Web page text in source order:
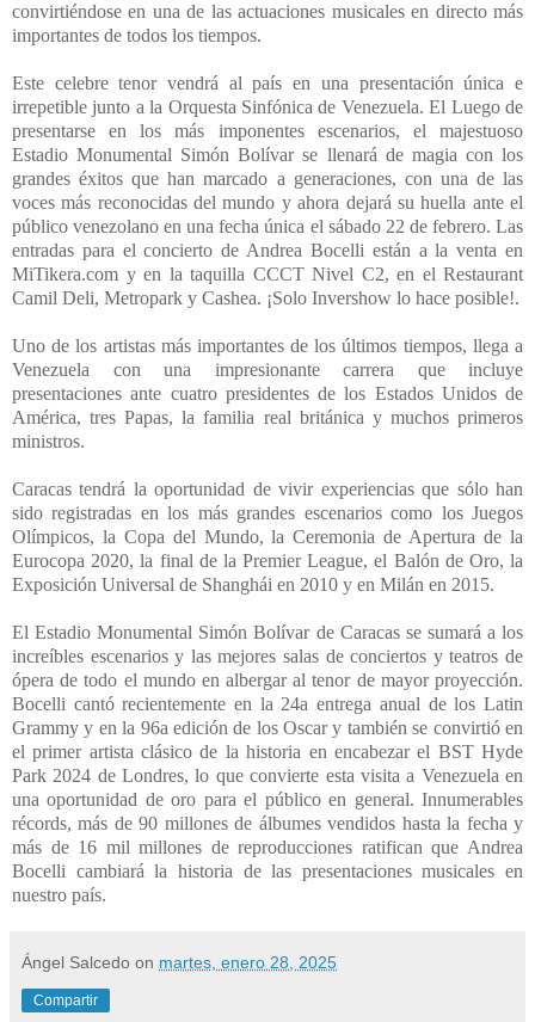
convirtiéndose en una de las actuaciones musicales en directo más
importantes de todos los tiempos.
Este celebre tenor vendrá al país en una presentación única e
irrepetible junto a la Orquesta Sinfónica de Venezuela. El Luego de
presentarse en los más imponentes escenarios, el majestuoso
Estadio Monumental Simón Bolívar se llenará de magia con los
grandes éxitos que han marcado a generaciones, con una de las
voces más reconocidas del mundo y ahora dejará su huella ante el
público venezolano en una fecha única el sábado 22 de febrero. Las
entradas para el concierto de Andrea Bocelli están a la venta en
MiTikera.com y en la taquilla CCCT Nivel C2, en el Restaurant
Camil Deli, Metropark y Cashea. ¡Solo Invershow lo hace posible!.
Uno de los artistas más importantes de los últimos tiempos, llega a
Venezuela con una impresionante carrera que incluye
presentaciones ante cuatro presidentes de los Estados Unidos de
América, tres Papas, la familia real británica y muchos primeros
ministros.
Caracas tendrá la oportunidad de vivir experiencias que sólo han
sido registradas en los más grandes escenarios como los Juegos
Olímpicos, la Copa del Mundo, la Ceremonia de Apertura de la
Eurocopa 2020, la final de la Premier League, el Balón de Oro, la
Exposición Universal de Shanghái en 2010 y en Milán en 2015.
El Estadio Monumental Simón Bolívar de Caracas se sumará a los
increíbles escenarios y las mejores salas de conciertos y teatros de
ópera de todo el mundo en albergar al tenor de mayor proyección.
Bocelli cantó recientemente en la 24a entrega anual de los Latin
Grammy y en la 96a edición de los Oscar y también se convirtió en
el primer artista clásico de la historia en encabezar el BST Hyde
Park 2024 de Londres, lo que convierte esta visita a Venezuela en
una oportunidad de oro para el público en general. Innumerables
récords, más de 90 millones de álbumes vendidos hasta la fecha y
más de 16 mil millones de reproducciones ratifican que Andrea
Bocelli cambiará la historia de las presentaciones musicales en
nuestro país.
Ángel Salcedo on martes, enero 28, 2025
Compartir